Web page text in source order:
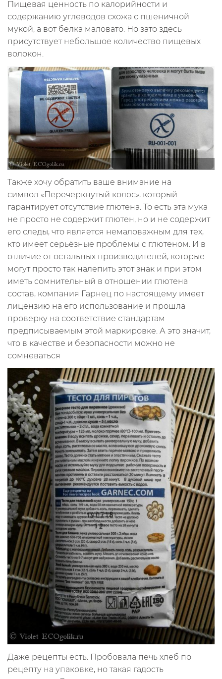
Пищевая ценность по калорийности и
содержанию углеводов схожа с пшеничной
мукой, а вот белка маловато. Но зато здесь
присутствует небольшое количество пищевых
волокон.
Также хочу обратить ваше внимание на
символ «Перечеркнутый колос», который
гарантирует отсутствие глютена. То есть эта мука
не просто не содержит глютен, но и не содержит
его следы, что является немаловажным для тех,
кто имеет серьёзные проблемы с глютеном. И в
отличие от остальных производителей, которые
могут просто так налепить этот знак и при этом
иметь сомнительный в отношении глютена
состав, компания Гарнец по настоящему имеет
лицензию на его использование и прошла
проверку на соответствие стандартам
предписываемым этой маркировке. А это значит,
что в качестве и безопасности можно не
сомневаться
Даже рецепты есть. Пробовала печь хлеб по
рецепту на упаковке, но такая гадость